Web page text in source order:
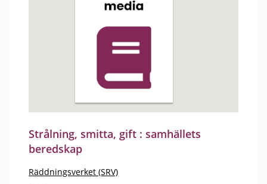
Strålning, smitta, gift : samhällets
beredskap
Räddningsverket (SRV)